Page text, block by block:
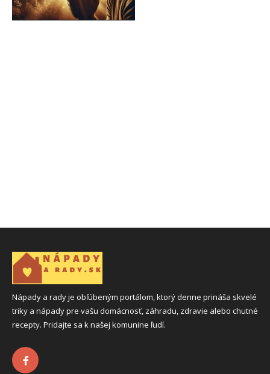
Nápady a rady je obľúbeným portálom, ktorý denne prináša skvelé
triky a nápady pre vašu domácnosť, záhradu, zdravie alebo chutné
recepty. Pridajte sa k našej komunine ľudí.